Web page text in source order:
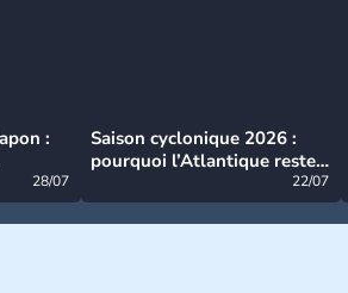
:
28/07
Saison cyclonique 2026 :
pourquoi l’Atlantique reste
22/07